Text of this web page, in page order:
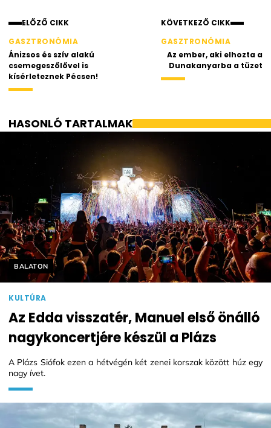
ELŐZŐ CIKK
GASZTRONÓMIA
Ánizsos és szív alakú
csemegeszőlővel is
kísérleteznek Pécsen!
KÖVETKEZŐ CIKK
GASZTRONÓMIA
Az ember, aki elhozta a
Dunakanyarba a tüzet
HASONLÓ TARTALMAK
Helyszín címkék:
BALATON
KULTÚRA
Az Edda visszatér, Manuel első önálló
nagykoncertjére készül a Plázs
A Plázs Siófok ezen a hétvégén két zenei korszak között húz egy
nagy ívet.